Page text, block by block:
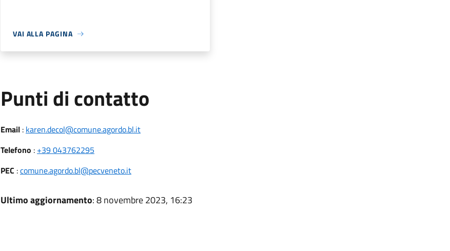
VAI ALLA PAGINA
Punti di contatto
Email: karen.decol@comune.agordo.bl.it
Telefono : +39 043762295
PEC :comune.agordo.bl@pecveneto.it
Ultimo aggiornamento: 8 novembre 2023, 16:23